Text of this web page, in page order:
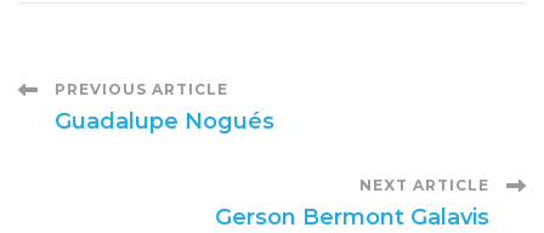
Post
PREVIOUS ARTICLE
Guadalupe Nogués
NEXT ARTICLE
Gerson Bermont Galavis